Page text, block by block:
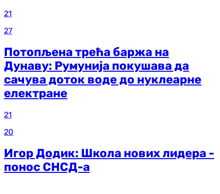
21
27
Потопљена трећа баржа на
Дунаву: Румунија покушава да
сачува доток воде до нуклеарне
електране
21
20
Игор Додик: Школа нових лидера -
понос СНСД-а